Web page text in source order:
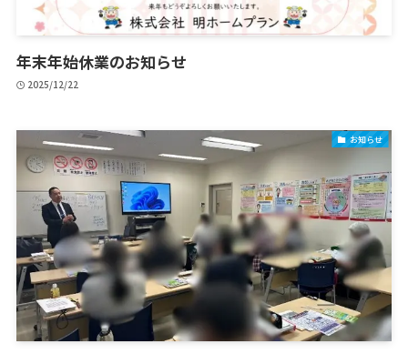
年末年始休業のお知らせ
2025/12/22
お知らせ